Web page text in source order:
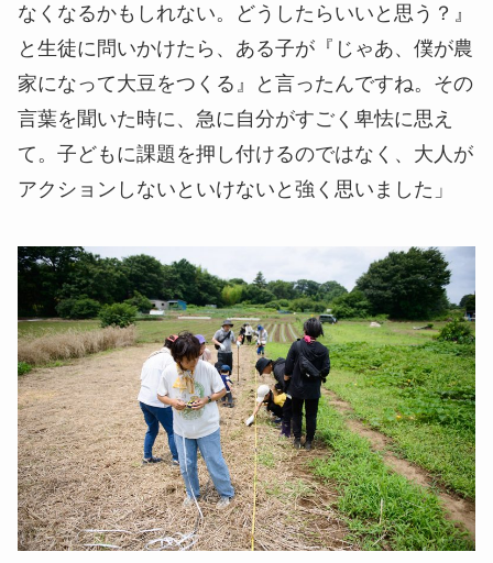
なくなるかもしれない。どうしたらいいと思う？』
と生徒に問いかけたら、ある子が『じゃあ、僕が農
家になって大豆をつくる』と言ったんですね。その
言葉を聞いた時に、急に自分がすごく卑怯に思え
て。子どもに課題を押し付けるのではなく、大人が
アクションしないといけないと強く思いました」